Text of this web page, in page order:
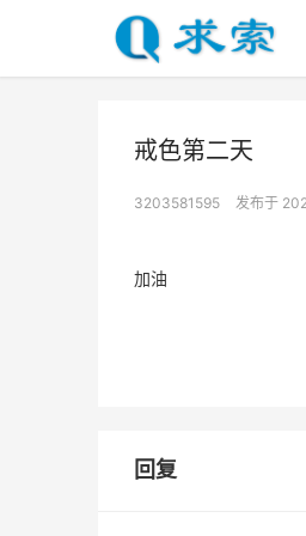
戒色第二天
3203581595 发布于
加油
回复